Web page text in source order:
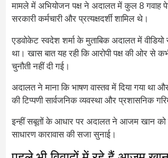
मामले में अभियोजन पक्ष ने अदालत में कुल 8 गवाह
सरकारी कर्मचारी और प्रत्यक्षदर्शी शामिल थे।
एडवोकेट स्वदेश शर्मा के मुताबिक अदालत में वीडियो
था। खास बात यह रही कि आरोपी पक्ष की ओर से
चुनौती नहीं दी गई।
अदालत ने माना कि भाषण वास्तव में दिया गया था
की टिप्पणी सार्वजनिक व्यवस्था और प्रशासनिक
इन्हीं सबूतों के आधार पर अदालत ने आजम खान को
साधारण कारावास की सजा सुनाई।